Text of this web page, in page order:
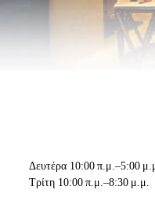
Inspired by ROCHAS
6,00€ –
Δευτέρα 10:00 π.μ.–5:00
Τρίτη 10:00 π.μ.–8:30 μ.μ.